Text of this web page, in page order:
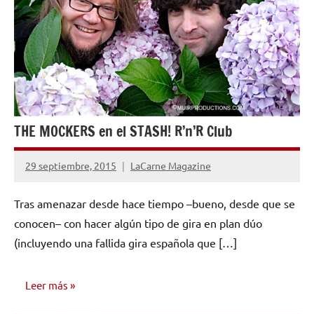
THE MOCKERS en el STASH! R’n’R Club
29 septiembre, 2015 LaCarne Magazine
No
comentarios
Tras amenazar desde hace tiempo –bueno, desde que se
conocen– con hacer algún tipo de gira en plan dúo
(incluyendo una fallida gira española que […]
Leer más